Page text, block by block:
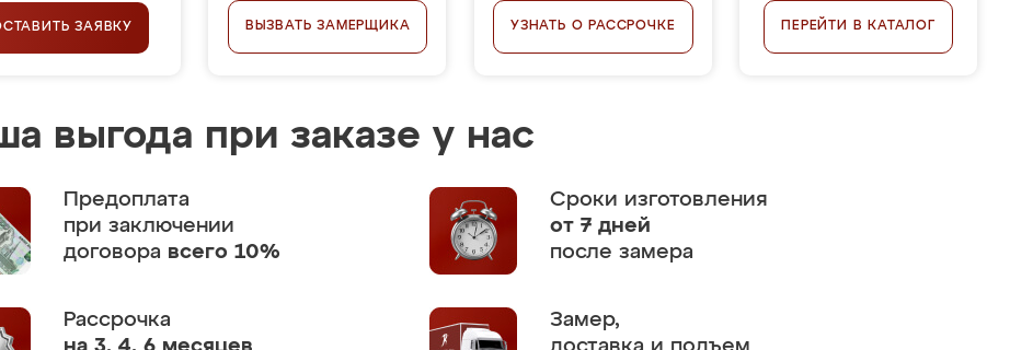
ЗАЯВКУ ВЫЗВАТЬ ЗАМЕРЩИКА УЗНАТЬ О РАССРОЧКЕ ПЕРЕЙТИ В КАТАЛОГ
выгода при заказе у нас
Предоплата
при заключении
договора всего 10%
Сроки изготовления
от 7 дней
после замера
Рассрочка
Замер,